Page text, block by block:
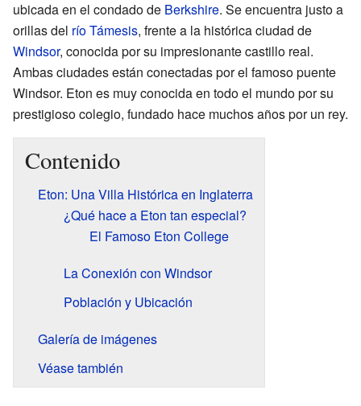
ubicada en el condado de Berkshire. Se encuentra justo a
orillas del río Támesis, frente a la histórica ciudad de
Windsor, conocida por su impresionante castillo real.
Ambas ciudades están conectadas por el famoso puente
Windsor. Eton es muy conocida en todo el mundo por su
prestigioso colegio, fundado hace muchos años por un rey.
Contenido
Eton: Una Villa Histórica en Inglaterra
¿Qué hace a Eton tan especial?
El Famoso Eton College
La Conexión con Windsor
Población y Ubicación
Galería de imágenes
Véase también